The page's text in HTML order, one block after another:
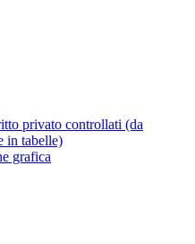
privato controllati (da
in tabelle)
grafica